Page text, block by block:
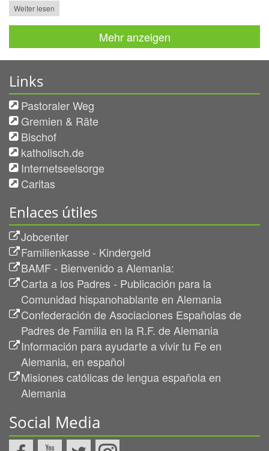
Weiter lesen
Mehr anzeigen
Links
Pastoraler Weg
Gremien & Räte
Bischof
katholisch.de
Internetseelsorge
Caritas
Enlaces útiles
Jobcenter
Familienkasse - Kindergeld
BAMF - Bienvenido a Alemania:
Carta a los Padres - Publicación para la
Comunidad hispanohablante en Alemania
Confederación de Asociaciones Españolas de
Padres de Familia en la R.F. de Alemania
Información para ayudarte a vivir tu Fe en
Alemania, en español
Misiones católicas de lengua española en
Alemania
Social Media